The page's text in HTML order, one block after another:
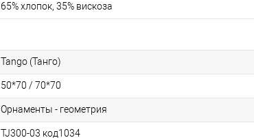
65% хлопок, 35% вискоза
Tango (Танго)
50*70 / 70*70
Орнаменты - геометрия
TJ300-03 код1034